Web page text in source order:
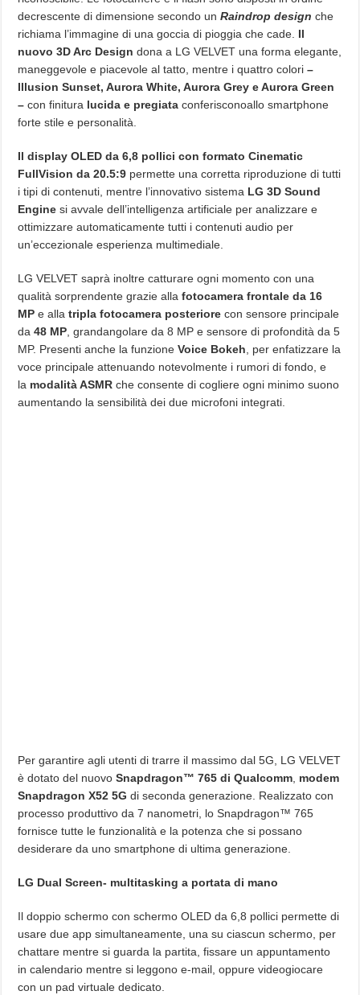
decrescente di dimensione secondo unRaindrop designche
richiama l’immagine di una goccia di pioggia che cade. Il
nuovo 3D Arc Design dona a LG VELVET una forma elegante,
maneggevole e piacevole al tatto, mentre i quattro colori–
Illusion Sunset, Aurora White, Aurora Grey e Aurora Green
–con finitura lucida e pregiataconferisconoallo smartphone
forte stile e personalità.
Il display OLED da 6,8 pollici con formato Cinematic
FullVision da 20.5:9 permette una corretta riproduzione di tutti
i tipi di contenuti, mentre l’innovativo sistema LG 3D Sound
Enginesi avvale dell’intelligenza artificiale per analizzare e
ottimizzare automaticamente tutti i contenuti audio per
un’eccezionale esperienza multimediale.
LG VELVET saprà inoltre catturare ogni momento con una
qualità sorprendente grazie allafotocamera frontale da 16
MP e allatripla fotocamera posteriorecon sensore principale
da48 MP , grandangolare da 8 MP e sensore di profondità da 5
MP. Presenti anche la funzioneVoice Bokeh , per enfatizzare la
voce principale attenuando notevolmente i rumori di fondo, e
la modalità ASMR che consente di cogliere ogni minimo suono
aumentando la sensibilità dei due microfoni integrati.
Per garantire agli utenti di trarre il massimo dal 5G, LG VELVET
è dotato del nuovoSnapdragon™ 765 di Qualcomm modem
Snapdragon X52 5G di seconda generazione. Realizzato con
processo produttivo da 7 nanometri, lo Snapdragon™ 765
fornisce tutte le funzionalità e la potenza che si possano
desiderare da uno smartphone di ultima generazione.
LG Dual Screen- multitasking a portata di mano
Il doppio schermo con schermo OLED da 6,8 pollici permette di
usare due app simultaneamente, una su ciascun schermo, per
chattare mentre si guarda la partita, fissare un appuntamento
in calendario mentre si leggono e-mail, oppure videogiocare
con un pad virtuale dedicato.